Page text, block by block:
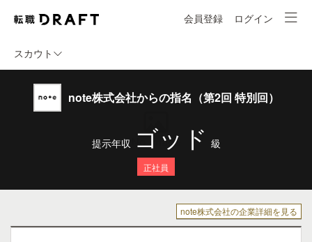
会員登録 ログイン
スカウト
note株式会社からの指名（第2回 特別回）
提示年収 ゴッド 級
正社員
note株式会社の企業詳細を見る